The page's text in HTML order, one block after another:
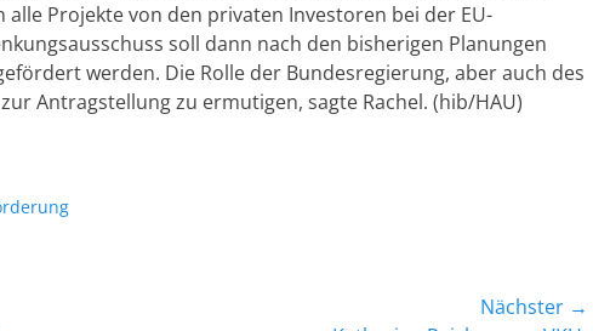
alle Projekte von den privaten Investoren bei der EU-
soll dann nach den bisherigen Planungen
werden. Die Rolle der Bundesregierung, aber auch des
Antragstellung zu ermutigen, sagte Rachel. (hib/HAU)
Nächster →